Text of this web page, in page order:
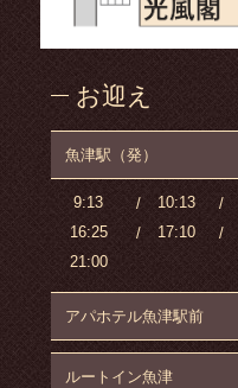
お迎え
魚津駅（発）
9:13 10:13
16:25
17:10
21:00
アパホテル魚津駅前
ルートイン魚津